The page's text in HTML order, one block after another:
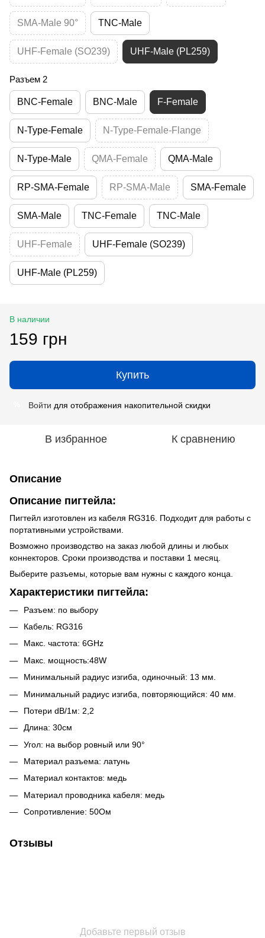
SMA-Male 90° TNC-Male
UHF-Female (SO239) UHF-Male (PL259)
Разъем 2
BNC-Female BNC-Male F-Female
N-Type-Female N-Type-Female-Flange
N-Type-Male QMA-Female QMA-Male
RP-SMA-Female RP-SMA-Male SMA-Female
SMA-Male TNC-Female TNC-Male
UHF-Female UHF-Female (SO239)
UHF-Male (PL259)
В наличии
159 грн
Купить
Войти для отображения накопительной скидки
В избранное К сравнению
Описание
Описание пигтейла:
Пигтейл изготовлен из кабеля RG316. Подходит для работы с
портативными устройствами.
Возможно производство на заказ любой длины и любых
коннекторов. Сроки производства и поставки 1 месяц.
Выберите разъемы, которые вам нужны с каждого конца.
Характеристики пигтейла:
Разъем: по выбору
Кабель: RG316
Макс. частота: 6GHz
Макс. мощность:48W
Минимальный радиус изгиба, одиночный: 13 мм.
Минимальный радиус изгиба, повторяющийся: 40 мм.
Потери dB/1м: 2,2
Длина: 30см
Угол: на выбор ровный или 90°
Материал разъема: латунь
Материал контактов: медь
Материал проводника кабеля: медь
Сопротивление: 50Ом
Отзывы
Добавьте первый отзыв